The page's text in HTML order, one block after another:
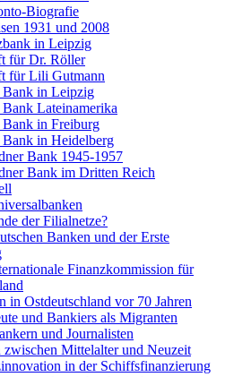
Biografie
1931 und 2008
in Leipzig
für Dr. Röller
für Lili Gutmann
Bank in Leipzig
Lateinamerika
Bank in Freiburg
Bank in Heidelberg
Bank 1945-1957
Bank im Dritten Reich
der Filialnetze?
Banken und der Erste
Finanzkommission für
in Ostdeutschland vor 70 Jahren
und Bankiers als Migranten
und Journalisten
zwischen Mittelalter und Neuzeit
in der Schiffsfinanzierung